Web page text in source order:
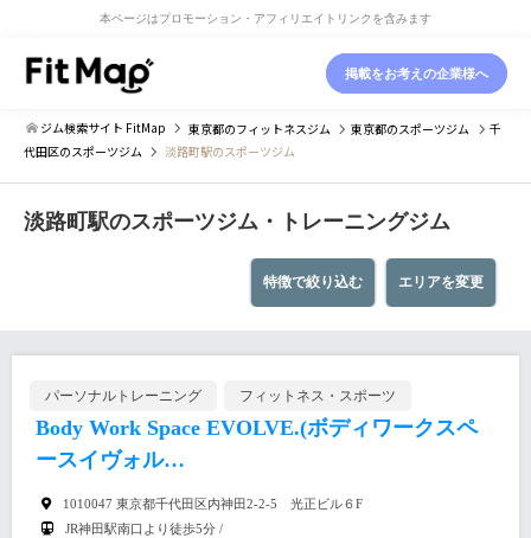
本ページはプロモーション・アフィリエイトリンクを含みます
掲載をお考えの企業様へ
ジム検索サイト FitMap 東京都のフィットネスジム 東京都のスポーツジム
千
代田区のスポーツジム 淡路町駅のスポーツジム
淡路町駅のスポーツジム・トレーニングジム
エリアを変更
特徴で絞り込む
パーソナルトレーニング フィットネス・スポーツ
Body Work Space EVOLVE.(ボディワークスペ
ースイヴォル…
1010047 東京都千代田区内神田2-2-5 光正ビル６F
JR神田駅南口より徒歩5分 /